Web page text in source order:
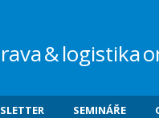
&logistika
SEMINÁŘE